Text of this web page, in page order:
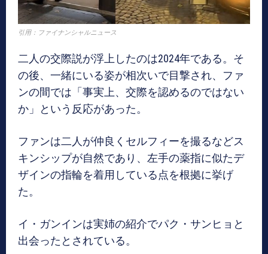
引用：ファイナンシャルニュース
二人の交際説が浮上したのは2024年である。そ
の後、一緒にいる姿が相次いで目撃され、ファ
ンの間では「事実上、交際を認めるのではない
か」という反応があった。
ファンは二人が仲良くセルフィーを撮るなどス
キンシップが自然であり、左手の薬指に似たデ
ザインの指輪を着用している点を根拠に挙げ
た。
イ・ガンインは実姉の紹介でパク・サンヒョと
出会ったとされている。